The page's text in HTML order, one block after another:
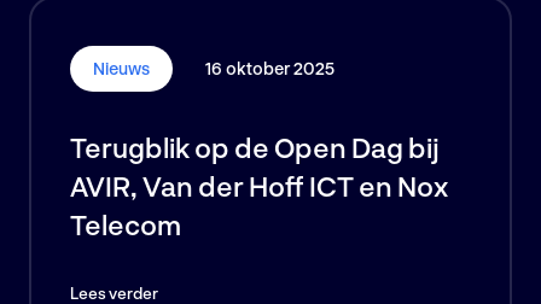
Nieuws 16 oktober 2025
Terugblik op de Open Dag bij
AVIR, Van der Hoff ICT en Nox
Telecom
Lees verder